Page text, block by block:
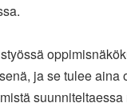
ja se tulee aina
suunniteltaessa